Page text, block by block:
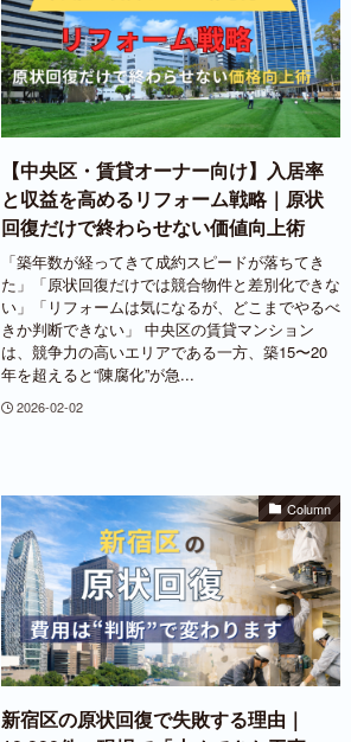
【中央区・賃貸オーナー向け】入居率
と収益を高めるリフォーム戦略｜原状
回復だけで終わらせない価値向上術
「築年数が経ってきて成約スピードが落ちてき
た」「原状回復だけでは競合物件と差別化できな
い」「リフォームは気になるが、どこまでやるべ
きか判断できない」 中央区の賃貸マンション
は、競争力の高いエリアである一方、築15〜20
年を超えると“陳腐化”が急...
2026-02-02
Column
新宿区の原状回復で失敗する理由｜